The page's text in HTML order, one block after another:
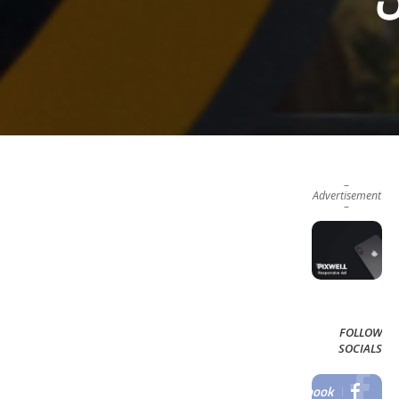
–
Advertisement
–
FOLLOW
SOCIALS
Facebook